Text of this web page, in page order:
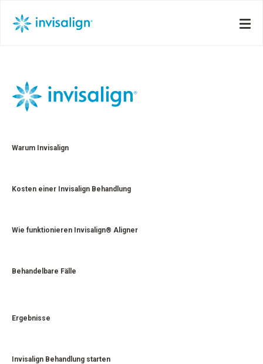
Warum Invisalign
Kosten einer Invisalign Behandlung
Wie funktionieren Invisalign® Aligner
Behandelbare Fälle
Ergebnisse
Invisalign Behandlung starten